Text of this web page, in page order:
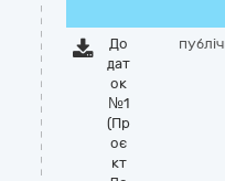
До
дат
ок
№1
(Пр
оє
кт